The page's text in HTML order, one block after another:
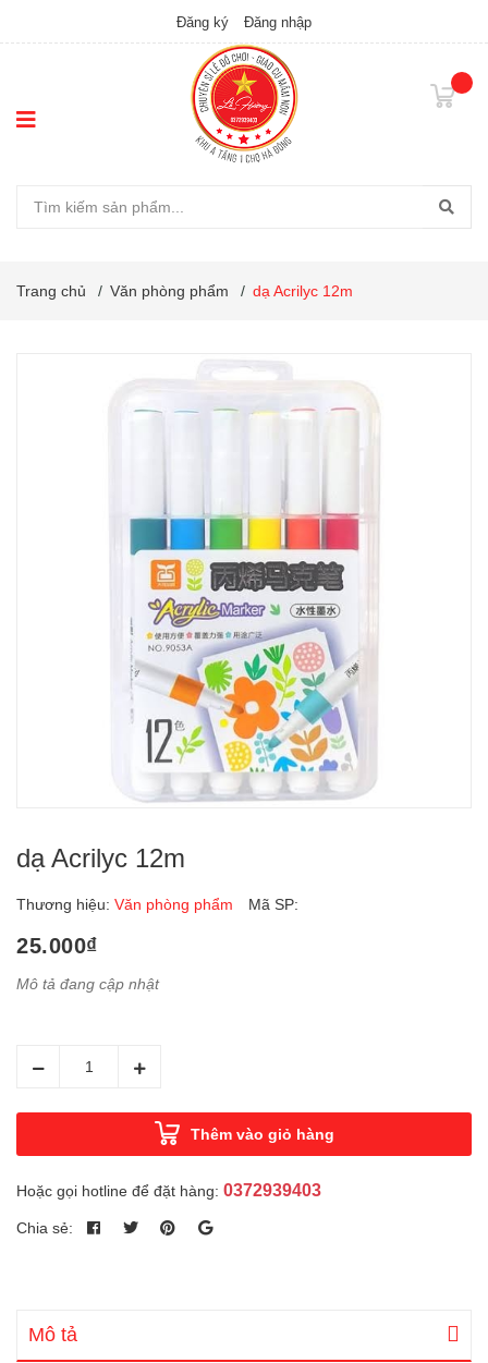
Đăng ký Đăng nhập
Trang chủ / Văn phòng phẩm / dạ Acrilyc 12m
dạ Acrilyc 12m
Thương hiệu: Văn phòng phẩm Mã SP:
25.000₫
Mô tả đang cập nhật
Thêm vào giỏ hàng
Hoặc gọi hotline để đặt hàng: 0372939403
Chia sẻ:
Mô tả